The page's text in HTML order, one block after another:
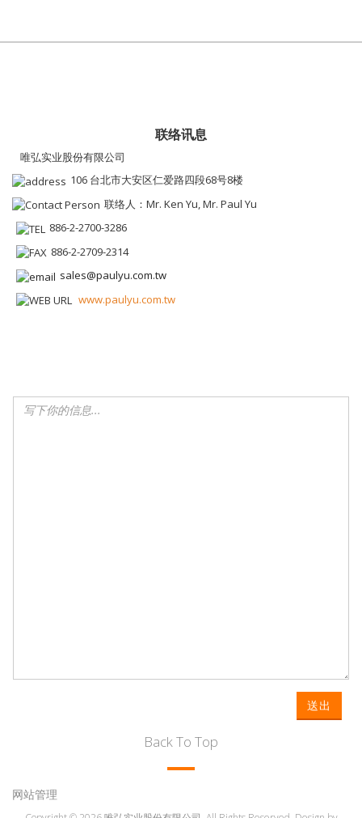
联络讯息
唯弘实业股份有限公司
106 台北市大安区仁爱路四段68号8楼
联络人：Mr. Ken Yu, Mr. Paul Yu
886-2-2700-3286
886-2-2709-2314
sales@paulyu.com.tw
www.paulyu.com.tw
送出
Back To Top
网站管理